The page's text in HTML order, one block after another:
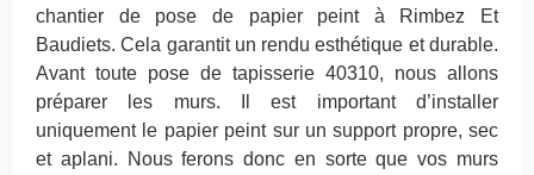
chantier de pose de papier peint à Rimbez Et
Baudiets. Cela garantit un rendu esthétique et durable.
Avant toute pose de tapisserie 40310, nous allons
préparer les murs. Il est important d’installer
uniquement le papier peint sur un support propre, sec
et aplani. Nous ferons donc en sorte que vos murs